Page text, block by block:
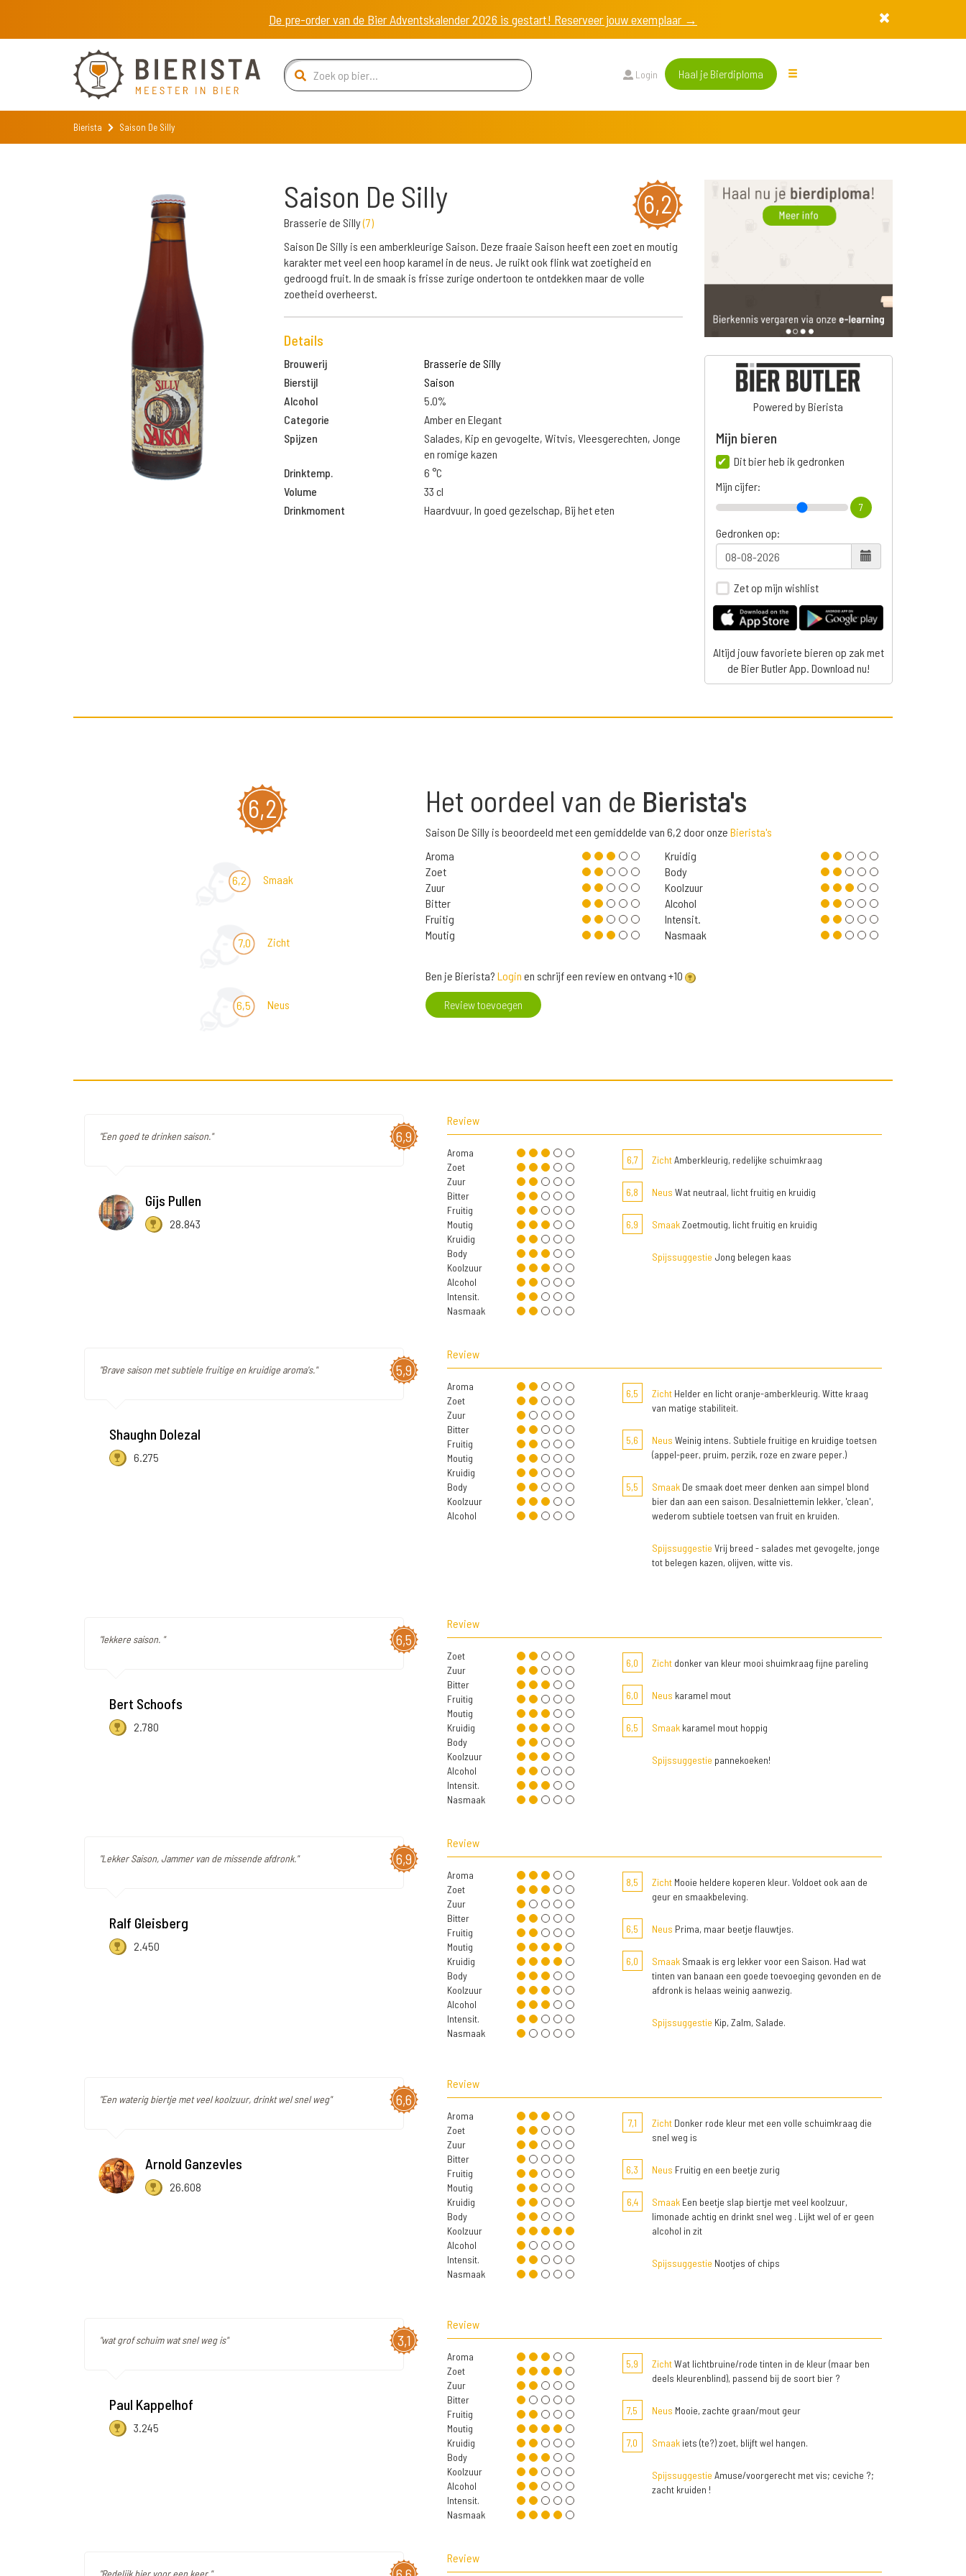
De pre-order van de Bier Adventskalender 2026 is gestart! Reserveer jouw exemplaar →
Login Haal je Bierdiploma
Bierista Saison De Silly
6,2
Saison De Silly
Brasserie de Silly(7)
Saison De Silly is een amberkleurige Saison. Deze fraaie Saison heeft een zoet en moutig
karakter met veel een hoop karamel in de neus. Je ruikt ook flink wat zoetigheid en
gedroogd fruit. In de smaak is frisse zurige ondertoon te ontdekken maar de volle
zoetheid overheerst.
Details
Brouwerij
Brasserie de Silly
Bierstijl
Saison
Alcohol
5.0%
Categorie
Amber en Elegant
Spijzen
Salades, Kip en gevogelte, Witvis, Vleesgerechten, Jonge
en romige kazen
Drinktemp.
6 °C
Volume
33 cl
Drinkmoment
Haardvuur, In goed gezelschap, Bij het eten
Powered by Bierista
Mijn bieren
Dit bier heb ik gedronken
Mijn cijfer:
7
Gedronken op:
Zet op mijn wishlist
Altijd jouw favoriete bieren op zak met
de Bier Butler App. Download nu!
6,2
6,2 Smaak
7,0 Zicht
6,5 Neus
Het oordeel van de Bierista's
Saison De Silly is beoordeeld met een gemiddelde van 6,2 door onze Bierista's
Aroma
Zoet
Zuur
Bitter
Fruitig
Moutig
Kruidig
Body
Koolzuur
Alcohol
Intensit.
Nasmaak
Ben je Bierista? Login en schrijf een review en ontvang +10
Review toevoegen
6,9
"Een goed te drinken saison."
Gijs Pullen
28.843
Review
Aroma
Zoet
Zuur
Bitter
Fruitig
Moutig
Kruidig
Body
Koolzuur
Alcohol
Intensit.
Nasmaak
6,7 ZichtAmberkleurig, redelijke schuimkraag
6,8 Neus Wat neutraal, licht fruitig en kruidig
6,9 SmaakZoetmoutig, licht fruitig en kruidig
Spijssuggestie Jong belegen kaas
5,9
"Brave saison met subtiele fruitige en kruidige aroma's."
Shaughn Dolezal
6.275
Review
Aroma
Zoet
Zuur
Bitter
Fruitig
Moutig
Kruidig
Body
Koolzuur
Alcohol
6,5 ZichtHelder en licht oranje-amberkleurig. Witte kraag
van matige stabiliteit.
5,6 Neus Weinig intens. Subtiele fruitige en kruidige toetsen
(appel-peer, pruim, perzik, roze en zware peper.)
5,5 SmaakDe smaak doet meer denken aan simpel blond
bier dan aan een saison. Desalniettemin lekker, 'clean',
wederom subtiele toetsen van fruit en kruiden.
Spijssuggestie Vrij breed - salades met gevogelte, jonge
tot belegen kazen, olijven, witte vis.
6,5
"lekkere saison. "
Bert Schoofs
2.780
Review
Zoet
Zuur
Bitter
Fruitig
Moutig
Kruidig
Body
Koolzuur
Alcohol
Intensit.
Nasmaak
6,0 Zichtdonker van kleur mooi shuimkraag fijne pareling
6,0 Neus karamel mout
6,5 Smaakkaramel mout hoppig
Spijssuggestie pannekoeken!
6,9
"Lekker Saison, Jammer van de missende afdronk."
Ralf Gleisberg
2.450
Review
Aroma
Zoet
Zuur
Bitter
Fruitig
Moutig
Kruidig
Body
Koolzuur
Alcohol
Intensit.
Nasmaak
8,5 ZichtMooie heldere koperen kleur. Voldoet ook aan de
geur en smaakbeleving.
6,5 Neus Prima, maar beetje flauwtjes.
6,0 SmaakSmaak is erg lekker voor een Saison. Had wat
tinten van banaan een goede toevoeging gevonden en de
afdronk is helaas weinig aanwezig.
Spijssuggestie Kip, Zalm, Salade.
6,6
"Een waterig biertje met veel koolzuur, drinkt wel snel weg"
Arnold Ganzevles
26.608
Review
Aroma
Zoet
Zuur
Bitter
Fruitig
Moutig
Kruidig
Body
Koolzuur
Alcohol
Intensit.
Nasmaak
7,1 ZichtDonker rode kleur met een volle schuimkraag die
snel weg is
6,3 Neus Fruitig en een beetje zurig
6,4 SmaakEen beetje slap biertje met veel koolzuur,
limonade achtig en drinkt snel weg . Lijkt wel of er geen
alcohol in zit
Spijssuggestie Nootjes of chips
3,1
"wat grof schuim wat snel weg is"
Paul Kappelhof
3.245
Review
Aroma
Zoet
Zuur
Bitter
Fruitig
Moutig
Kruidig
Body
Koolzuur
Alcohol
Intensit.
Nasmaak
5,9 ZichtWat lichtbruine/rode tinten in de kleur (maar ben
deels kleurenblind), passend bij de soort bier ?
7,5 Neus Mooie, zachte graan/mout geur
7,0 Smaakiets (te?) zoet, blijft wel hangen.
Spijssuggestie Amuse/voorgerecht met vis; ceviche ?;
zacht kruiden !
Review